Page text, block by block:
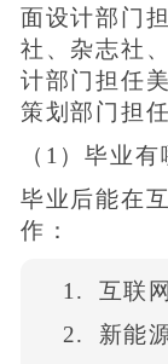
面设计部门
社、杂志社
计部门担任
策划部门担
（1）毕业
毕业后能在
作：
互联
新能